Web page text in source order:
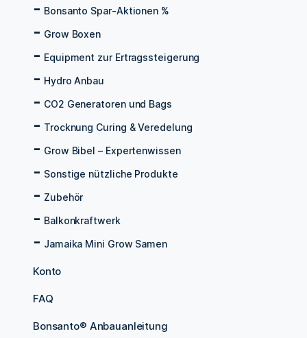
Bonsanto Spar-Aktionen %
Grow Boxen
Equipment zur Ertragssteigerung
Hydro Anbau
CO2 Generatoren und Bags
Trocknung Curing & Veredelung
Grow Bibel – Expertenwissen
Sonstige nützliche Produkte
Zubehör
Balkonkraftwerk
Jamaika Mini Grow Samen
Konto
FAQ
Bonsanto® Anbauanleitung